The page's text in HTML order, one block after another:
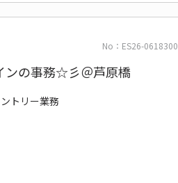
No：ES26-0618300
ンの事務☆彡＠芦原橋
トリー業務